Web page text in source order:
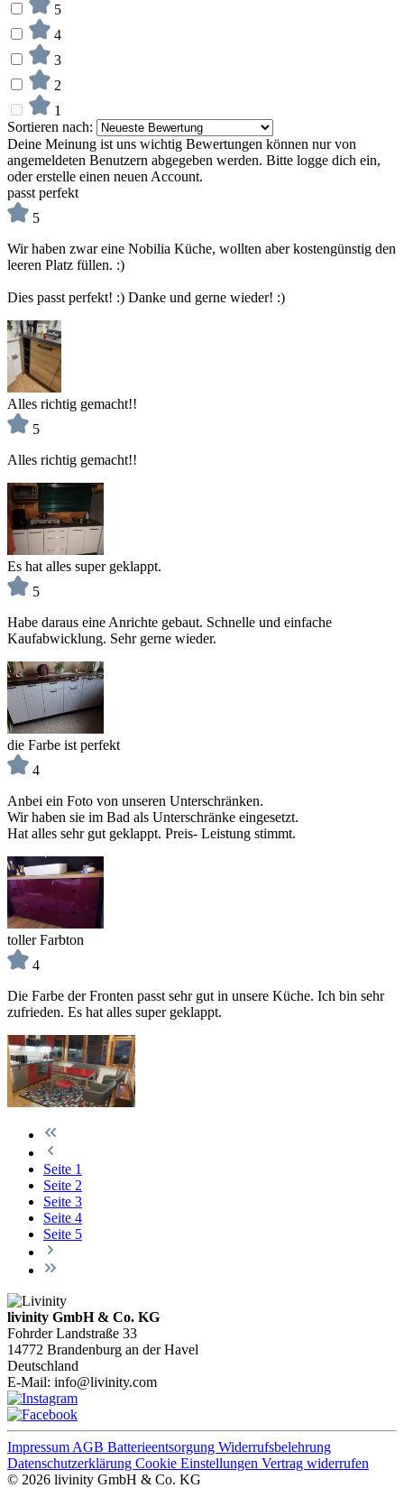
5
4
3
2
1
Sortieren nach:
Deine Meinung ist uns wichtig Bewertungen können nur von
angemeldeten Benutzern abgegeben werden. Bitte logge dich ein,
oder erstelle einen neuen Account.
passt perfekt
5
Wir haben zwar eine Nobilia Küche, wollten aber kostengünstig den
leeren Platz füllen. :)
Dies passt perfekt! :) Danke und gerne wieder! :)
Alles richtig gemacht!!
5
Alles richtig gemacht!!
Es hat alles super geklappt.
5
Habe daraus eine Anrichte gebaut. Schnelle und einfache
Kaufabwicklung. Sehr gerne wieder.
die Farbe ist perfekt
4
Anbei ein Foto von unseren Unterschränken.
Wir haben sie im Bad als Unterschränke eingesetzt.
Hat alles sehr gut geklappt. Preis- Leistung stimmt.
toller Farbton
4
Die Farbe der Fronten passt sehr gut in unsere Küche. Ich bin sehr
zufrieden. Es hat alles super geklappt.
Seite 1
Seite 2
Seite 3
Seite 4
Seite 5
livinity GmbH & Co. KG
Fohrder Landstraße 33
14772 Brandenburg an der Havel
Deutschland
E-Mail: info@livinity.com
Impressum AGB Batterieentsorgung Widerrufsbelehrung
Datenschutzerklärung Cookie Einstellungen Vertrag widerrufen
© 2026 livinity GmbH & Co. KG